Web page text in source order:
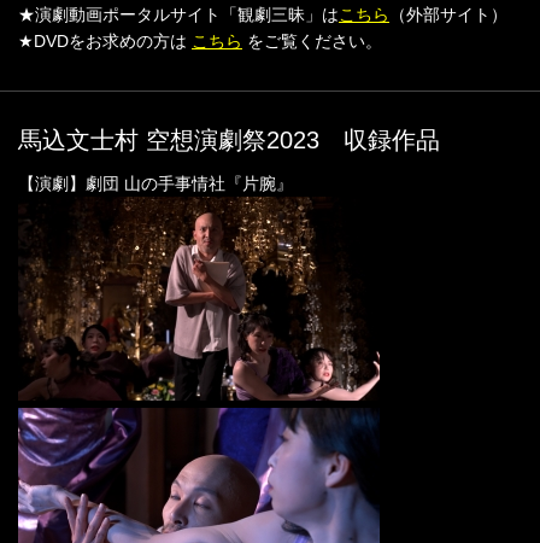
★演劇動画ポータルサイト「観劇三昧」はこちら
（外部サイト）
★DVDをお求めの方は こちら をご覧ください。
馬込文士村 空想演劇祭2023 収録作品
【演劇】劇団 山の手事情社『片腕』